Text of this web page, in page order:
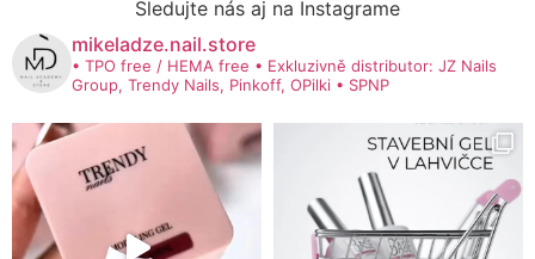
Sledujte nás aj na Instagrame
mikeladze.nail.store
• TPO free / HEMA free • Exkluzivně distributor: JZ Nails
Group, Trendy Nails, Pinkoff, OPilki • SPNP